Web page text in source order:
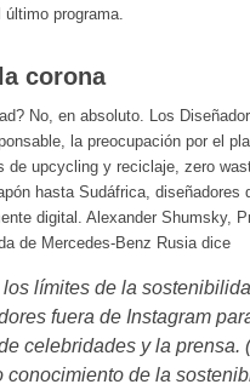
programa.
corona
No, en absoluto. Los
la preocupación por el
upcycling y reciclaje, zero
hasta Sudáfrica, diseñadores
digital. Alexander Shumsky,
de Mercedes-Benz Rusia dice
límites de la
fuera de Instagram
celebridades y la
de la